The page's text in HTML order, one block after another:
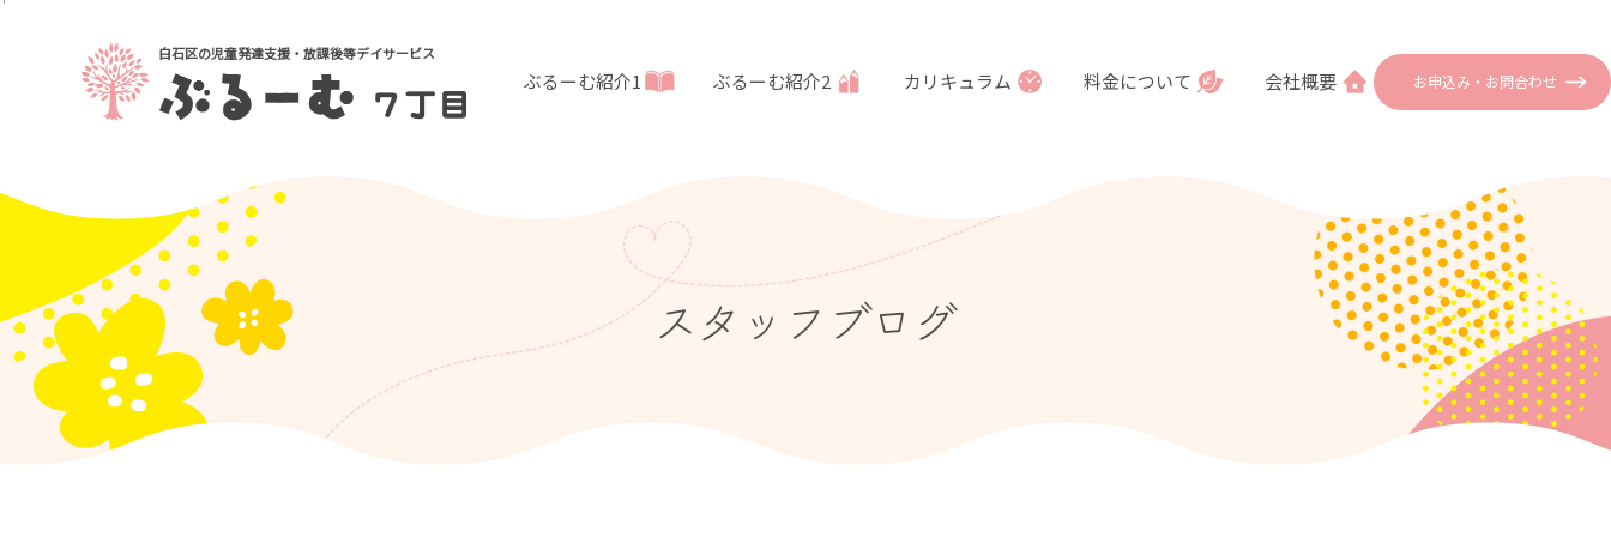
白石区の児童発達支援・放課後等デイサービス
ぶるーむ紹介1 ぶるーむ紹介2 カリキュラム 料金について 会社概要 お申込み・お問合わせ
スタッフブログ